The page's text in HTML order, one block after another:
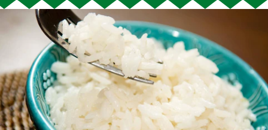
pressão. Junte a água morna, tampe a
panela e cozinhe, em fogo médio, por 15
minutos, contados a partir do início da
pressão.
Retire do fogo, aguarde sair todo o vapor e
reserve.
Em uma panela, coloque o óleo e leve ao